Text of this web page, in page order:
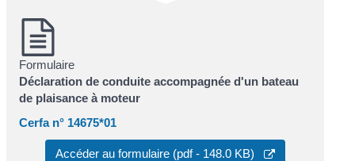
Formulaire
Déclaration de conduite accompagnée d'un bateau
de plaisance à moteur
Cerfa n° 14675*01
Accéder au formulaire (pdf - 148.0 KB)